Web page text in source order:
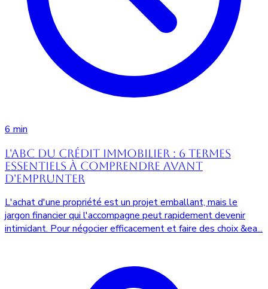
6 min
L'abc du crédit immobilier : 6 termes
essentiels à comprendre avant
d'emprunter
L'achat d'une propriété est un projet emballant, mais le
jargon financier qui l'accompagne peut rapidement devenir
intimidant. Pour négocier efficacement et faire des choix &ea...